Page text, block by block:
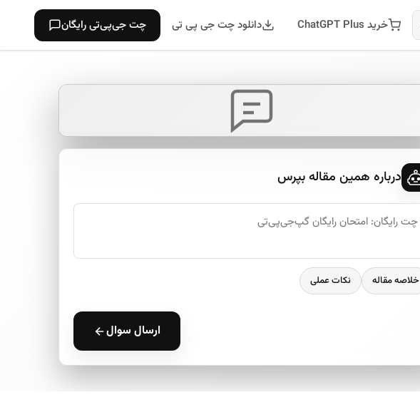
خرید ChatGPT Plus دانلود چت جی پی تی چت جی‌پی‌تی رایگان
درباره همین مقاله بپرس
خلاصه مقاله نکات عملی
ارسال سوال